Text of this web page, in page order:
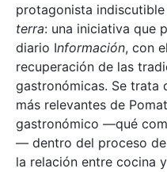
protagonista
terra: una iniciativa que
diario Información, con
recuperación de las
gastronómicas. Se trata
más relevantes de
gastronómico —qué
— dentro del proceso
la relación entre cocina